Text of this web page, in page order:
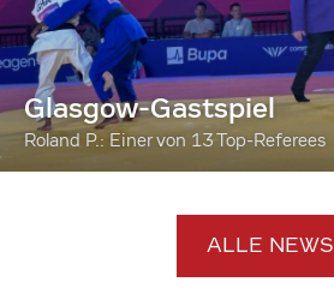
Glasgow-Gastspiel
Roland P.: Einer von 13 Top-Referees
ALLE NEWS